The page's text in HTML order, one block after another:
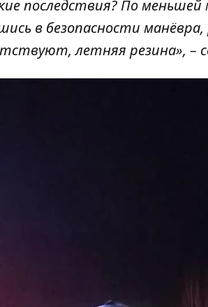
последствия? По меньшей
в безопасности
летняя резина», –